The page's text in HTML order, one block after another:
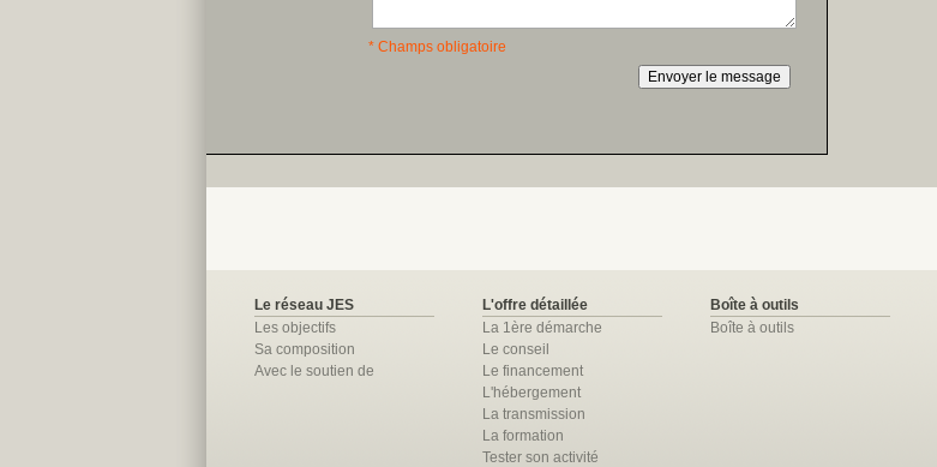
* Champs obligatoire
Le réseau JES
Les objectifs
Sa composition
Avec le soutien de
L'offre détaillée
La 1ère démarche
Le conseil
Le financement
L'hébergement
La transmission
La formation
Tester son activité
Boîte à outils
Boîte à outils